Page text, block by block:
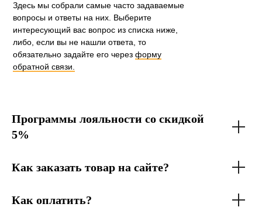
Здесь мы собрали самые часто задаваемые
вопросы и ответы на них. Выберите
интересующий вас вопрос из списка ниже,
либо, если вы не нашли ответа, то
обязательно задайте его черезформу
обратной связи.
Программы лояльности со скидкой
5%
Как заказать товар на сайте?
Как оплатить?